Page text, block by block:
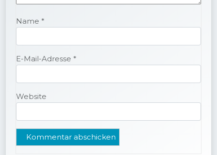
Name *
E-Mail-Adresse *
Website